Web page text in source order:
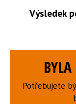
Výsledek
Potřebujete